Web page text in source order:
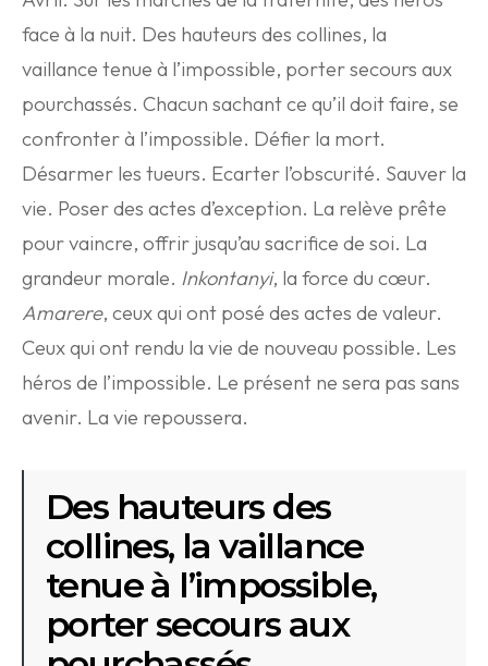
face à la nuit. Des hauteurs des collines, la
vaillance tenue à l’impossible, porter secours aux
pourchassés. Chacun sachant ce qu’il doit faire, se
confronter à l’impossible. Défier la mort.
Désarmer les tueurs. Ecarter l’obscurité. Sauver la
vie. Poser des actes d’exception. La relève prête
pour vaincre, offrir jusqu’au sacrifice de soi. La
grandeur morale. Inkontanyi, la force du cœur.
Amarere, ceux qui ont posé des actes de valeur.
Ceux qui ont rendu la vie de nouveau possible. Les
héros de l’impossible. Le présent ne sera pas sans
avenir. La vie repoussera.
Des hauteurs des
collines, la vaillance
tenue à l’impossible,
porter secours aux